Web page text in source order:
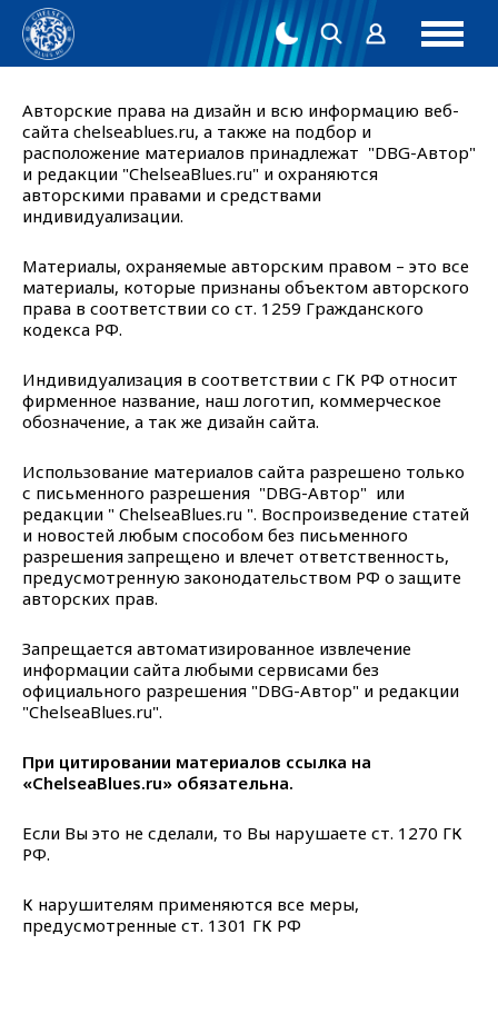
Авторские права на дизайн и всю информацию веб-
сайта chelseablues.ru, а также на подбор и
расположение материалов принадлежат "DBG-Автор"
и редакции "ChelseaBlues.ru" и охраняются
авторскими правами и средствами
индивидуализации.
Материалы, охраняемые авторским правом – это все
материалы, которые признаны объектом авторского
права в соответствии со ст. 1259 Гражданского
кодекса РФ.
Индивидуализация в соответствии с ГК РФ относит
фирменное название, наш логотип, коммерческое
обозначение, а так же дизайн сайта.
Использование материалов сайта разрешено только
с письменного разрешения "DBG-Автор" или
редакции " ChelseaBlues.ru ". Воспроизведение статей
и новостей любым способом без письменного
разрешения запрещено и влечет ответственность,
предусмотренную законодательством РФ о защите
авторских прав.
Запрещается автоматизированное извлечение
информации сайта любыми сервисами без
официального разрешения "DBG-Автор" и редакции
"ChelseaBlues.ru".
При цитировании материалов ссылка на
«ChelseaBlues.ru» обязательна.
Если Вы это не сделали, то Вы нарушаете ст. 1270 ГК
РФ.
К нарушителям применяются все меры,
предусмотренные ст. 1301 ГК РФ